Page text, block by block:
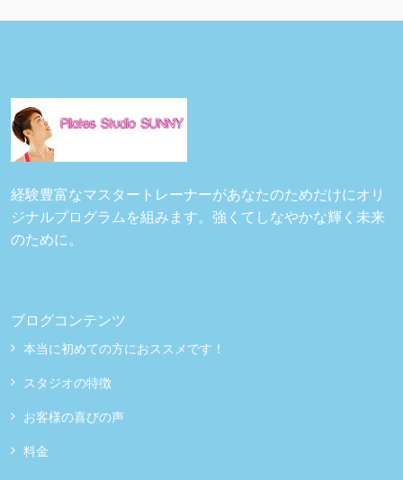
経験豊富なマスタートレーナーがあなたのためだけにオリ
ジナルプログラムを組みます。強くてしなやかな輝く未来
のために。
ブログコンテンツ
本当に初めての方におススメです！
スタジオの特徴
お客様の喜びの声
料金